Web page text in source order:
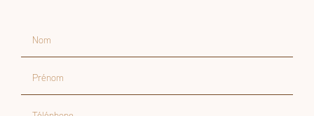
Nom
Prénom
Téléphone